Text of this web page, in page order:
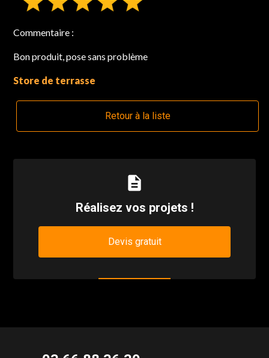
Commentaire :
Bon produit, pose sans problème
Store de terrasse
Retour à la liste
description
Réalisez vos projets !
Devis gratuit